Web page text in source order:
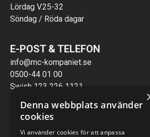
Lördag V.25-32
Söndag / Röda dagar
E-POST & TELEFON
info@mc-kompaniet.se
0500-44 01 00
Swish 123 226 1121
VERKSTAD
Denna webbplats använder
cookies
Vi använder cookies för att anpassa